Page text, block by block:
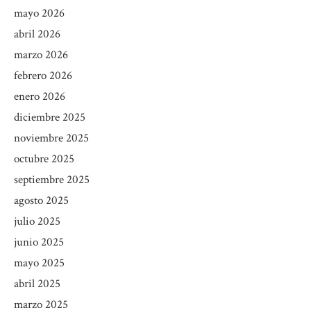
mayo 2026
abril 2026
marzo 2026
febrero 2026
enero 2026
diciembre 2025
noviembre 2025
octubre 2025
septiembre 2025
agosto 2025
julio 2025
junio 2025
mayo 2025
abril 2025
marzo 2025